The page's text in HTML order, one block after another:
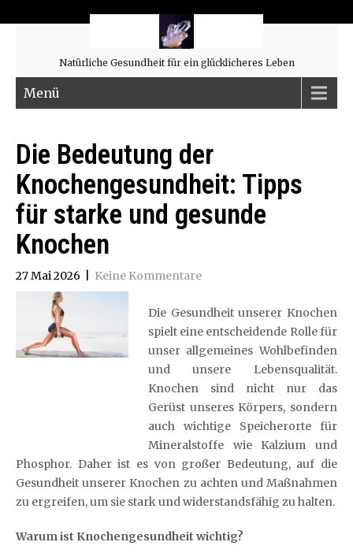
Natürliche Gesundheit für ein glücklicheres Leben
Menü
Die Bedeutung der
Knochengesundheit: Tipps
für starke und gesunde
Knochen
27 Mai 2026 Keine Kommentare
Die Gesundheit unserer Knochen
spielt eine entscheidende Rolle für
unser allgemeines Wohlbefinden
und unsere Lebensqualität.
Knochen sind nicht nur das
Gerüst unseres Körpers, sondern
auch wichtige Speicherorte für
Mineralstoffe wie Kalzium und
Phosphor. Daher ist es von großer Bedeutung, auf die
Gesundheit unserer Knochen zu achten und Maßnahmen
zu ergreifen, um sie stark und widerstandsfähig zu halten.
Warum ist Knochengesundheit wichtig?